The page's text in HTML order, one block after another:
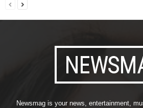
Newsmag is your news, entertainment,